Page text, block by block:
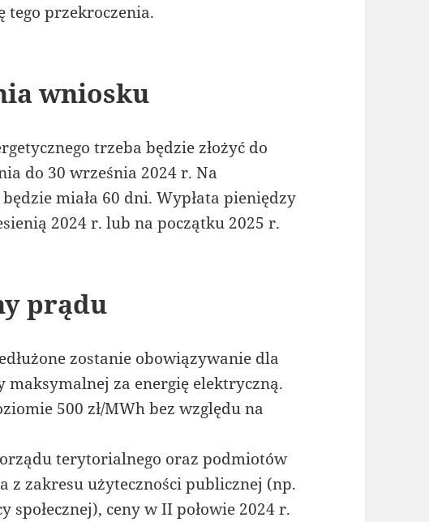
tego przekroczenia.
wniosku
trzeba będzie złożyć do
do 30 września 2024 r. Na
miała 60 dni. Wypłata pieniędzy
2024 r. lub na początku 2025 r.
prądu
zostanie obowiązywanie dla
maksymalnej za energię elektryczną.
500 zł/MWh bez względu na
terytorialnego oraz podmiotów
z zakresu użyteczności publicznej (np.
społecznej), ceny w II połowie 2024 r.